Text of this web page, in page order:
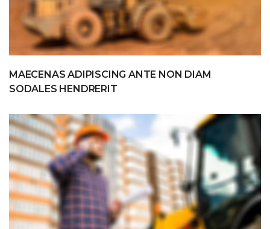
MAECENAS ADIPISCING ANTE NON DIAM
SODALES HENDRERIT